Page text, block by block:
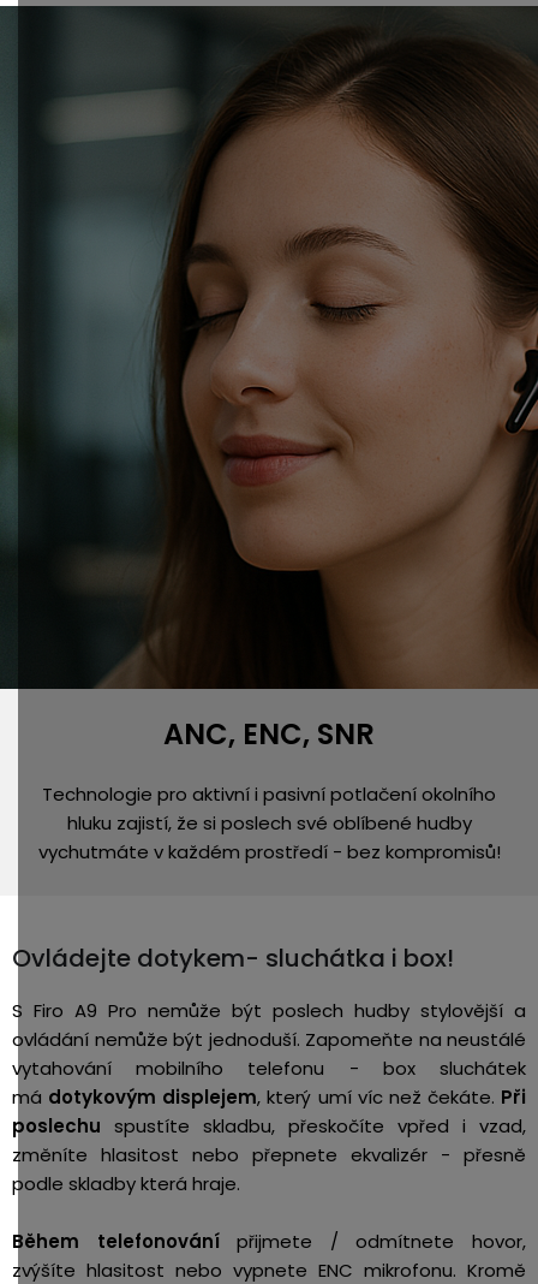
ANC, ENC, SNR
Technologie pro aktivní i pasivní potlačení okolního
hluku zajistí, že si poslech své oblíbené hudby
vychutmáte v každém prostředí - bez kompromisů!
Ovládejte dotykem- sluchátka i box!
S Firo A9 Pro nemůže být poslech hudby stylovější a
ovládání nemůže být jednoduší. Zapomeňte na neustálé
vytahování mobilního telefonu - box sluchátek
má dotykovým displejem, který umí víc než čekáte. Při
poslechu spustíte skladbu, přeskočíte vpřed i vzad,
změníte hlasitost nebo přepnete ekvalizér - přesně
podle skladby která hraje.
Během telefonovánípřijmete / odmítnete hovor,
zvýšíte hlasitost nebo vypnete ENC mikrofonu. Kromě